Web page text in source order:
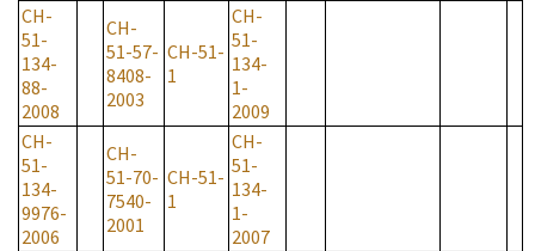
CH-
51-
134-
88-
2008
CH-
51-57-
8408-
2003
CH-51-
1
CH-
51-
134-
1-
2009
CH-
51-
134-
9976-
2006
CH-
51-70-
7540-
2001
CH-51-
1
CH-
51-
134-
1-
2007